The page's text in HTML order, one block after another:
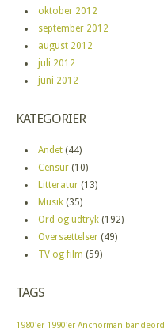
oktober 2012
september 2012
august 2012
juli 2012
juni 2012
KATEGORIER
Andet (44)
Censur (10)
Litteratur (13)
Musik (35)
Ord og udtryk (192)
Oversættelser (49)
TV og film (59)
TAGS
1980'er 1990'er Anchorman bandeord